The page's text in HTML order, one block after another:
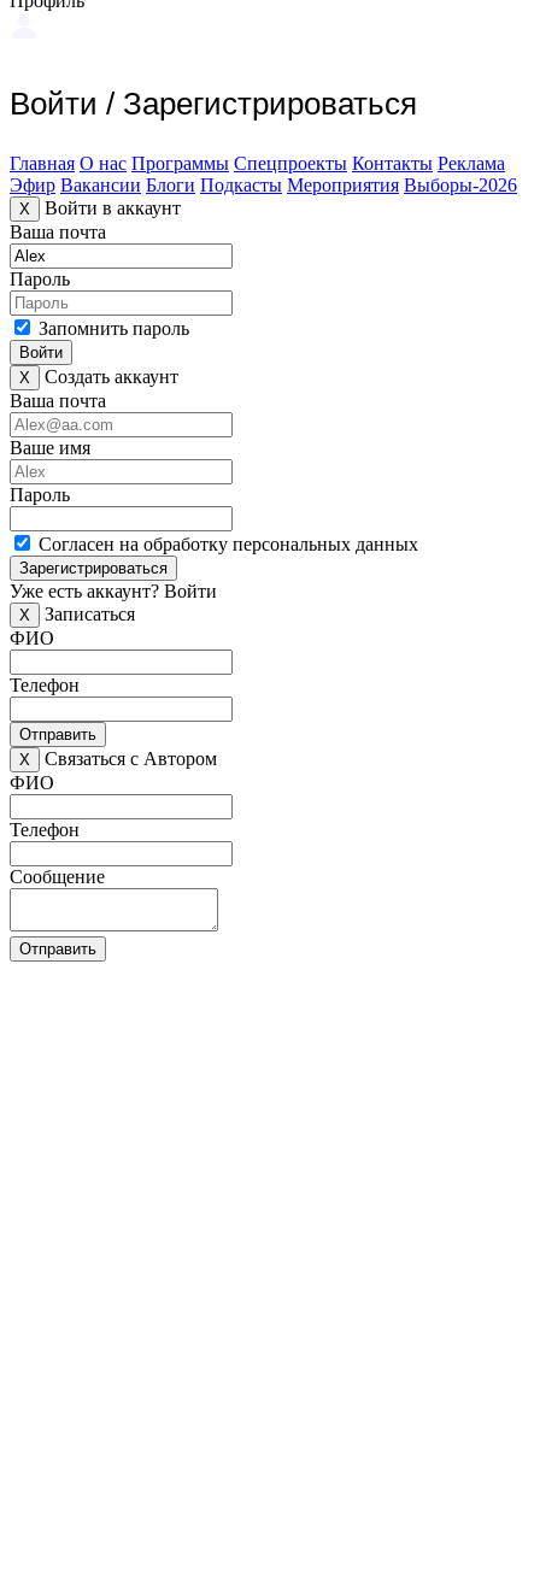
Войти / Зарегистрироваться
Главная О нас Программы Спецпроекты Контакты Реклама
Эфир Вакансии Блоги Подкасты Мероприятия Выборы-2026
X
Войти в аккаунт
Ваша почта
Пароль
Запомнить пароль
Войти
X
Создать аккаунт
Ваша почта
Ваше имя
Пароль
Согласен на обработку персональных данных
Зарегистрироваться
Уже есть аккаунт? Войти
X
Записаться
ФИО
Телефон
Отправить
X
Связаться с Автором
ФИО
Телефон
Сообщение
Отправить